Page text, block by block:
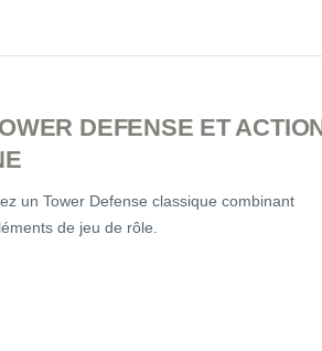
DEFENSE ET
un Tower Defense classique combinant
de jeu de rôle.